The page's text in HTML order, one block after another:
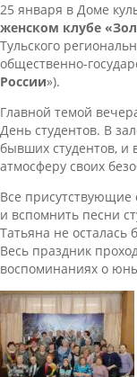
25 января в Доме
женском клубе
Тульского
общественно-
России»).
Главной темой
День студентов. В
бывших студентов, и
атмосферу своих
Все присутствующие
и вспомнить песни
Татьяна не осталась
Весь праздник
воспоминаниях о